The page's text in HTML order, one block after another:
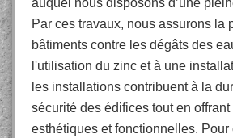
auquel nous disposons d’une
Par ces travaux, nous assurons la
bâtiments contre les dégâts des
l'utilisation du zinc et à une
les installations contribuent à la
sécurité des édifices tout en
esthétiques et fonctionnelles. Pour